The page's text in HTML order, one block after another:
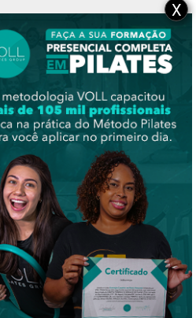
navegador para a
eu comentar.
X